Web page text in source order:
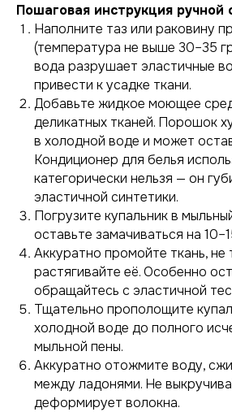
Пошаговая инструкция ручной
Наполните таз или раковину
(температура не выше 30–35
вода разрушает эластичные
привести к усадке ткани.
Добавьте жидкое моющее
деликатных тканей. Порошок
в холодной воде и может
Кондиционер для белья
категорически нельзя — он
эластичной синтетики.
Погрузите купальник в
оставьте замачиваться на
Аккуратно промойте ткань, не
растягивайте её. Особенно
обращайтесь с эластичной
Тщательно прополощите
холодной воде до полного
мыльной пены.
Аккуратно отожмите воду,
между ладонями. Не
деформирует волокна.